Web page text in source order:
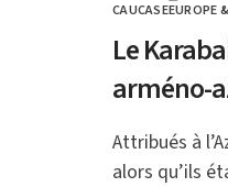
CATEGORY
CAUCASEEUROPE
Le
arméno-
Attribués à
alors qu’ils